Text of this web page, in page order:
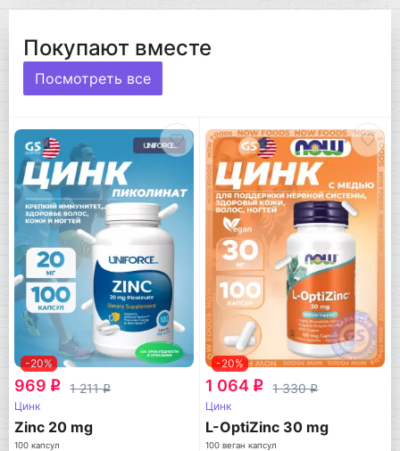
Покупают вместе
Посмотреть все
-20%
969 q 1 211q
Цинк
Zinc 20 mg
100 капсул
-20%
1 064 q 1 330q
Цинк
L-OptiZinc 30 mg
100 веган капсул